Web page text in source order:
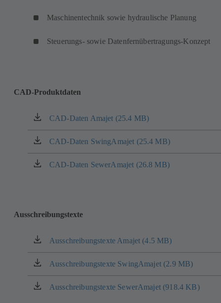
Maschinentechnik sowie hydraulische Planung
Steuerungs- sowie Datenfernübertragungs-Konzept
CAD-Produktdaten
CAD-Daten Amajet (25.4 MB)
(öffnet
in
einem
Tab)
CAD-Daten SwingAmajet (25.4 MB)
(öffnet
in
einem
CAD-Daten SewerAmajet (26.8 MB)
(öffnet
Ausschreibungstexte
Ausschreibungstexte Amajet (4.5 MB)
(öffnet
in
einem
Tab)
Ausschreibungstexte SwingAmajet (2.9 MB)
(öffnet
in
einem
Ausschreibungstexte SewerAmajet (918.4 KB)
(öffnet